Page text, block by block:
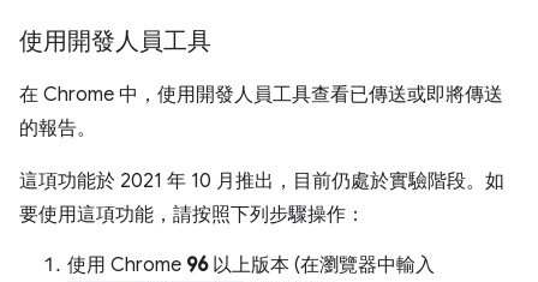
使用開發人員工具
在 Chrome 中，使用開發人員工具查看已傳送或即將傳送
的報告。
這項功能於 2021 年 10 月推出，目前仍處於實驗階段。如
要使用這項功能，請按照下列步驟操作：
使用 Chrome 96以上版本 (在瀏覽器中輸入